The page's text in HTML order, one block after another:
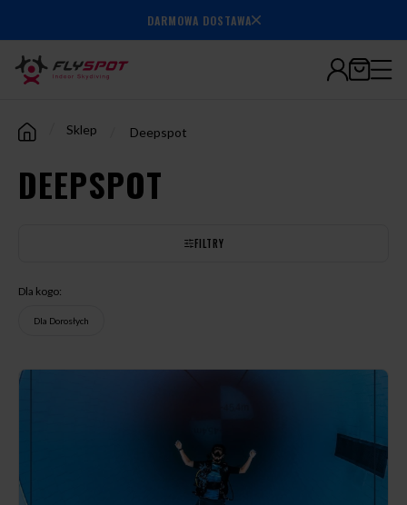
7.000.000+wylatanych
DARMOWA DOSTAWA
Sklep Deepspot
DEEPSPOT
FILTRY
Dla kogo:
Dla Dorosłych